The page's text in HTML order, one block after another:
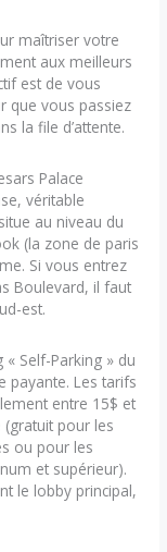
maîtriser votre
aux meilleurs
est de vous
que vous passiez
la file d’attente.
Palace
véritable
au niveau du
(la zone de paris
Si vous entrez
Boulevard, il faut
est.
Self-Parking » du
payante. Les tarifs
entre 15$ et
pour les
ou pour les
et supérieur).
le lobby principal,